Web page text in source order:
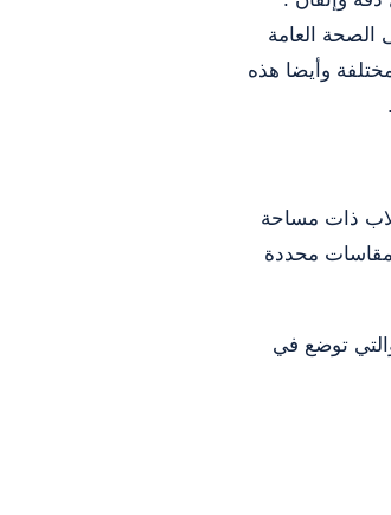
الصحة العامة
وأيضا هذه
ذات مساحة
محددة
توضع في